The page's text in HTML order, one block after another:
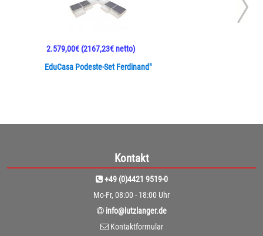
EduCasa Podeste-Set Ferdinand"
2.579,00€(2167,23€ netto)
Kontakt
+49 (0)4421 9519-0
Mo-Fr, 08:00 - 18:00 Uhr
info@lutzlanger.de
Kontaktformular